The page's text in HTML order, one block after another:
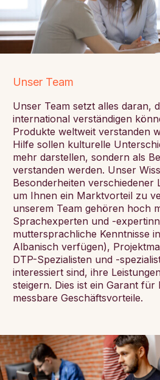
Unser Team
Unser Team setzt alles daran,
international verständigen
Produkte weltweit verstanden
Hilfe sollen kulturelle
mehr darstellen, sondern als
verstanden werden. Unser
Besonderheiten verschiedener
um Ihnen ein Marktvorteil zu
unserem Team gehören hoch
Sprachexperten und -
muttersprachliche Kenntnisse
Albanisch verfügen),
DTP-Spezialisten und -
interessiert sind, ihre
steigern. Dies ist ein Garant für
messbare Geschäftsvorteile.